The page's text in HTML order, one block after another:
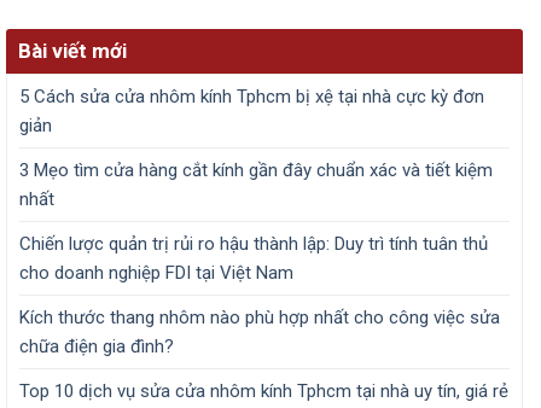
Bài viết mới
5 Cách sửa cửa nhôm kính Tphcm bị xệ tại nhà cực kỳ đơn
giản
3 Mẹo tìm cửa hàng cắt kính gần đây chuẩn xác và tiết kiệm
nhất
Chiến lược quản trị rủi ro hậu thành lập: Duy trì tính tuân thủ
cho doanh nghiệp FDI tại Việt Nam
Kích thước thang nhôm nào phù hợp nhất cho công việc sửa
chữa điện gia đình?
Top 10 dịch vụ sửa cửa nhôm kính Tphcm tại nhà uy tín, giá rẻ